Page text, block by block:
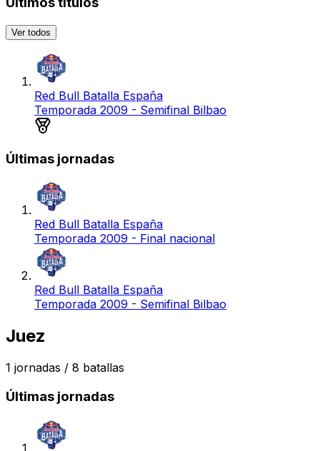
Ver todos
Red Bull Batalla España
Temporada 2009 - Semifinal Bilbao
Últimas jornadas
Red Bull Batalla España
Temporada 2009 - Final nacional
Red Bull Batalla España
Temporada 2009 - Semifinal Bilbao
Juez
1 jornadas / 8 batallas
Últimas jornadas